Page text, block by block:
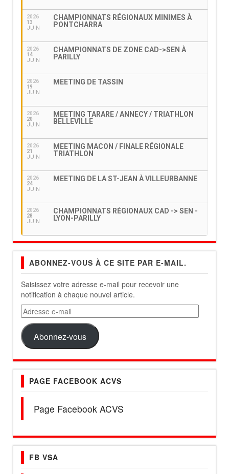
2026
13
JUIN
CHAMPIONNATS RÉGIONAUX MINIMES À
PONTCHARRA
2026
14
JUIN
CHAMPIONNATS DE ZONE CAD->SEN À
PARILLY
2026
19
JUIN
MEETING DE TASSIN
2026
20
JUIN
MEETING TARARE / ANNECY / TRIATHLON
BELLEVILLE
2026
21
JUIN
MEETING MACON / FINALE RÉGIONALE
TRIATHLON
2026
24
JUIN
MEETING DE LA ST-JEAN À VILLEURBANNE
2026
28
JUIN
CHAMPIONNATS RÉGIONAUX CAD -> SEN -
LYON-PARILLY
ABONNEZ-VOUS À CE SITE PAR E-MAIL.
Saisissez votre adresse e-mail pour recevoir une
notification à chaque nouvel article.
Adresse
e-
mail
Abonnez-vous
PAGE FACEBOOK ACVS
Page Facebook ACVS
FB VSA